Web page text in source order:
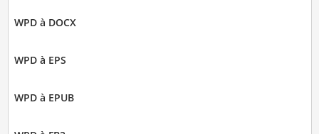
WPD à DOCX
WPD à EPS
WPD à EPUB